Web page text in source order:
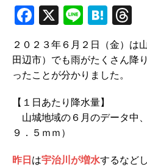
F
a
c
e
b
o
o
k
X Li
n
e
H
at
e
n
h
r
e
d
２０２３年６月２日（金）は
田辺市）でも雨がたくさん降
ったことが分かりました。
【１日あたり降水量】
山城地域の６月のデータ中
９．５ｍｍ）
昨日は宇治川が増水するなど